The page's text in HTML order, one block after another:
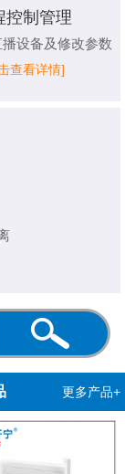
控制管理
设备及修改参数
查看详情]
更多产品+